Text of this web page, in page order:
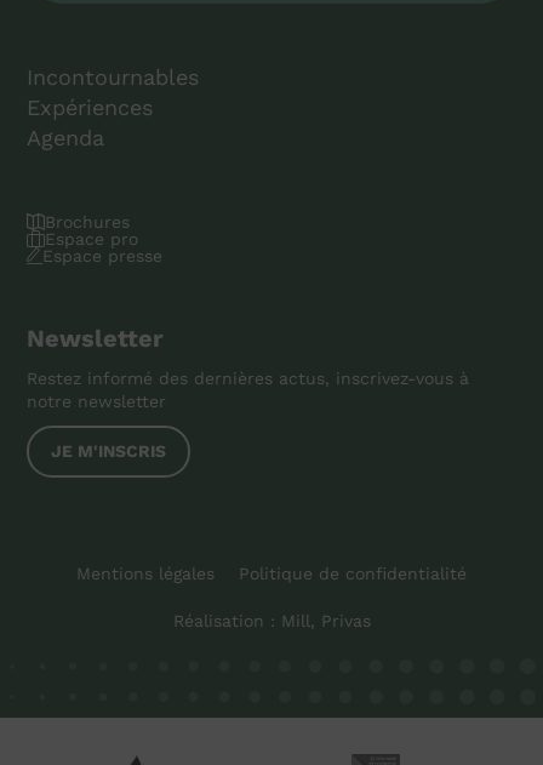
Incontournables
Expériences
Agenda
Brochures
Espace pro
Espace presse
Newsletter
Restez informé des dernières actus, inscrivez-vous à
notre newsletter
JE M'INSCRIS
Mentions légales Politique de confidentialité
Réalisation : Mill, Privas